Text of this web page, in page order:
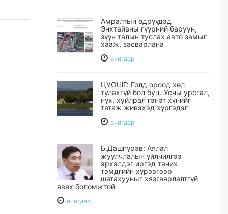
Амралтын өдрүүдэд
Энхтайвны гүүрний баруун,
зүүн талын туслах авто замыг
хааж, засварлана
өчигдѳр
ЦУОШГ: Голд ороод хөл
тулахгүй бол буц. Усны урсгал,
нүх, хуйлрал гэнэт хүнийг
татаж живэхэд хүргэдэг
өчигдѳр
Б.Дашпүрэв: Аялал
жуулчлалын үйлчилгээ
эрхэлдэг иргэд таних
тэмдгийн хүрээгээр
шатахууныг хязгаарлалтгүй
авах боломжтой
өчигдѳр